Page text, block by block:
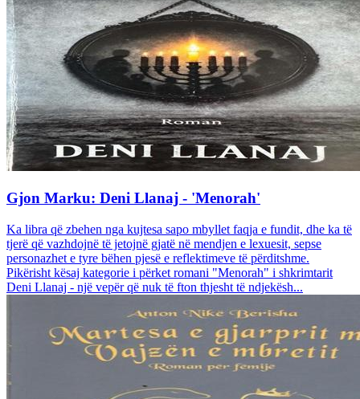
Gjon Marku: Deni Llanaj - 'Menorah'
Ka libra që zbehen nga kujtesa sapo mbyllet faqja e fundit, dhe ka të
tjerë që vazhdojnë të jetojnë gjatë në mendjen e lexuesit, sepse
personazhet e tyre bëhen pjesë e reflektimeve të përditshme.
Pikërisht kësaj kategorie i përket romani "Menorah" i shkrimtarit
Deni Llanaj - një vepër që nuk të fton thjesht të ndjekësh...